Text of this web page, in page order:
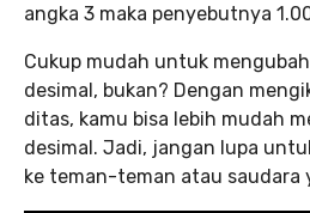
angka 3 maka penyebutnya
Cukup mudah untuk
desimal, bukan? Dengan
ditas, kamu bisa lebih mudah
desimal. Jadi, jangan lupa
ke teman-teman atau saudara